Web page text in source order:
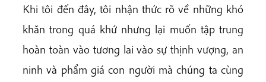
Khi tôi đến đây, tôi nhận thức rõ về những khó
khăn trong quá khứ nhưng lại muốn tập trung
hoàn toàn vào tương lai vào sự thịnh vượng, an
ninh và phẩm giá con người mà chúng ta cùng